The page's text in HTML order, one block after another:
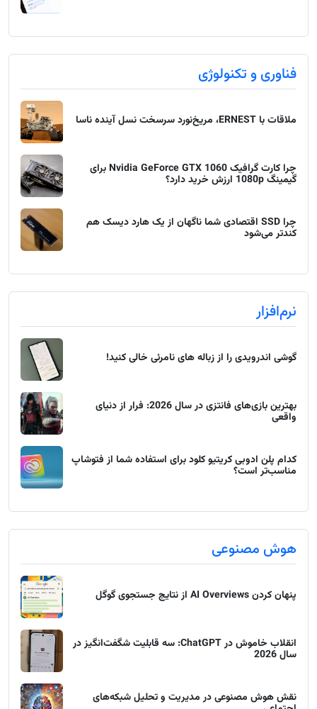
فناوری و تکنولوژی
ملاقات با ERNEST، مریخ‌نورد سرسخت نسل آینده ناسا
چرا کارت گرافیک Nvidia GeForce GTX 1060 برای
گیمینگ 1080p ارزش خرید دارد؟
چرا SSD اقتصادی شما ناگهان از یک هارد دیسک هم
کندتر می‌شود
نرم‌افزار
گوشی اندرویدی را از زباله های نامرئی خالی کنید!
بهترین بازی‌های فانتزی در سال 2026: فرار از دنیای
واقعی
کدام پلن ادوبی کریتیو کلود برای استفاده شما از فتوشاپ
مناسب‌تر است؟
هوش مصنوعی
پنهان کردن AI Overviews از نتایج جستجوی گوگل
انقلاب خاموش در ChatGPT: سه قابلیت شگفت‌انگیز در
سال 2026
نقش هوش مصنوعی در مدیریت و تحلیل شبکه‌های